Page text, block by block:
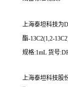
上海泰坦科技为
酯-13C2(1,2-
规格:1mL 货号
上海泰坦科技股